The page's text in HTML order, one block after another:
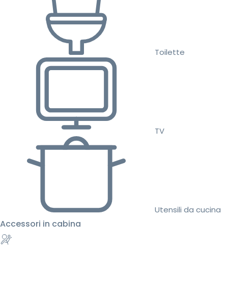
Toilette
TV
Utensili da cucina
Accessori in cabina